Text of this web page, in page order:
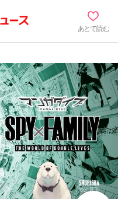
あとで読む